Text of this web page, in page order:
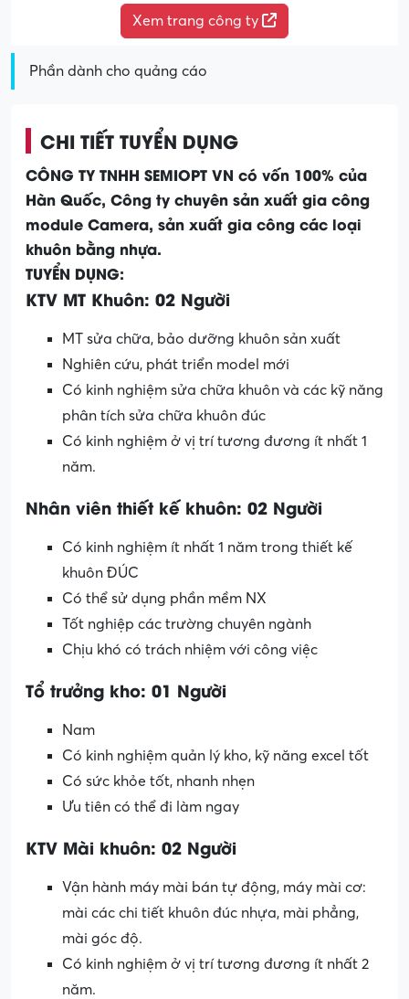
Xem trang công ty
Phần dành cho quảng cáo
CHI TIẾT TUYỂN DỤNG
CÔNG TY TNHH SEMIOPT VN có vốn 100% của
Hàn Quốc, Công ty chuyên sản xuất gia công
module Camera, sản xuất gia công các loại
khuôn bằng nhựa.
TUYỂN DỤNG:
KTV MT Khuôn: 02 Người
MT sửa chữa, bảo dưỡng khuôn sản xuất
Nghiên cứu, phát triển model mới
Có kinh nghiệm sửa chữa khuôn và các kỹ năng
phân tích sửa chữa khuôn đúc
Có kinh nghiệm ở vị trí tương đương ít nhất 1
năm.
Nhân viên thiết kế khuôn: 02 Người
Có kinh nghiệm ít nhất 1 năm trong thiết kế
khuôn ĐÚC
Có thể sử dụng phần mềm NX
Tốt nghiệp các trường chuyên ngành
Chịu khó có trách nhiệm với công việc
Tổ trưởng kho: 01 Người
Nam
Có kinh nghiệm quản lý kho, kỹ năng excel tốt
Có sức khỏe tốt, nhanh nhẹn
Ưu tiên có thể đi làm ngay
KTV Mài khuôn: 02 Người
Vận hành máy mài bán tự động, máy mài cơ:
mài các chi tiết khuôn đúc nhựa, mài phẳng,
mài góc độ.
Có kinh nghiệm ở vị trí tương đương ít nhất 2
năm.